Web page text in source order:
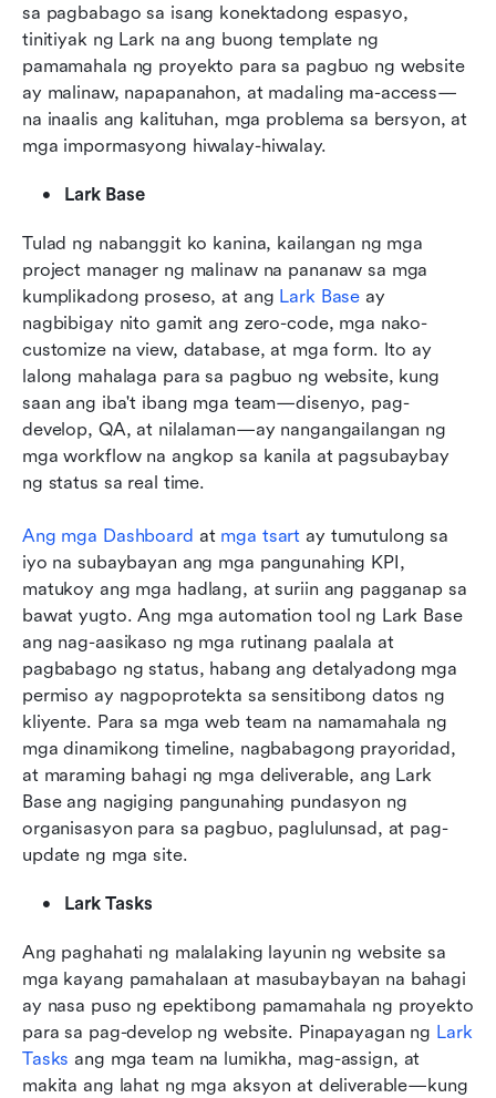
sa pagbabago sa isang konektadong espasyo,
tinitiyak ng Lark na ang buong template ng
pamamahala ng proyekto para sa pagbuo ng website
ay malinaw, napapanahon, at madaling ma-access—
na inaalis ang kalituhan, mga problema sa bersyon, at
mga impormasyong hiwalay-hiwalay.
Lark Base
Tulad ng nabanggit ko kanina, kailangan ng mga
project manager ng malinaw na pananaw sa mga
kumplikadong proseso, at ang Lark Base ay
nagbibigay nito gamit ang zero-code, mga nako-
customize na view, database, at mga form. Ito ay
lalong mahalaga para sa pagbuo ng website, kung
saan ang iba't ibang mga team—disenyo, pag-
develop, QA, at nilalaman—ay nangangailangan ng
mga workflow na angkop sa kanila at pagsubaybay
ng status sa real time.
Ang mga Dashboard at mga tsart ay tumutulong sa
iyo na subaybayan ang mga pangunahing KPI,
matukoy ang mga hadlang, at suriin ang pagganap sa
bawat yugto. Ang mga automation tool ng Lark Base
ang nag-aasikaso ng mga rutinang paalala at
pagbabago ng status, habang ang detalyadong mga
permiso ay nagpoprotekta sa sensitibong datos ng
kliyente. Para sa mga web team na namamahala ng
mga dinamikong timeline, nagbabagong prayoridad,
at maraming bahagi ng mga deliverable, ang Lark
Base ang nagiging pangunahing pundasyon ng
organisasyon para sa pagbuo, paglulunsad, at pag-
update ng mga site.
Lark Tasks
Ang paghahati ng malalaking layunin ng website sa
mga kayang pamahalaan at masubaybayan na bahagi
ay nasa puso ng epektibong pamamahala ng proyekto
para sa pag-develop ng website. Pinapayagan ng Lark
Tasks ang mga team na lumikha, mag-assign, at
makita ang lahat ng mga aksyon at deliverable—kung